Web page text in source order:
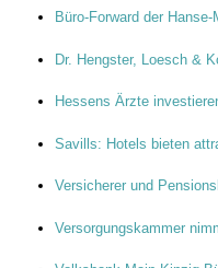
Büro-Forward der Hanse-
Dr. Hengster, Loesch &
Hessens Ärzte
Savills: Hotels bieten
Versicherer und
Versorgungskammer